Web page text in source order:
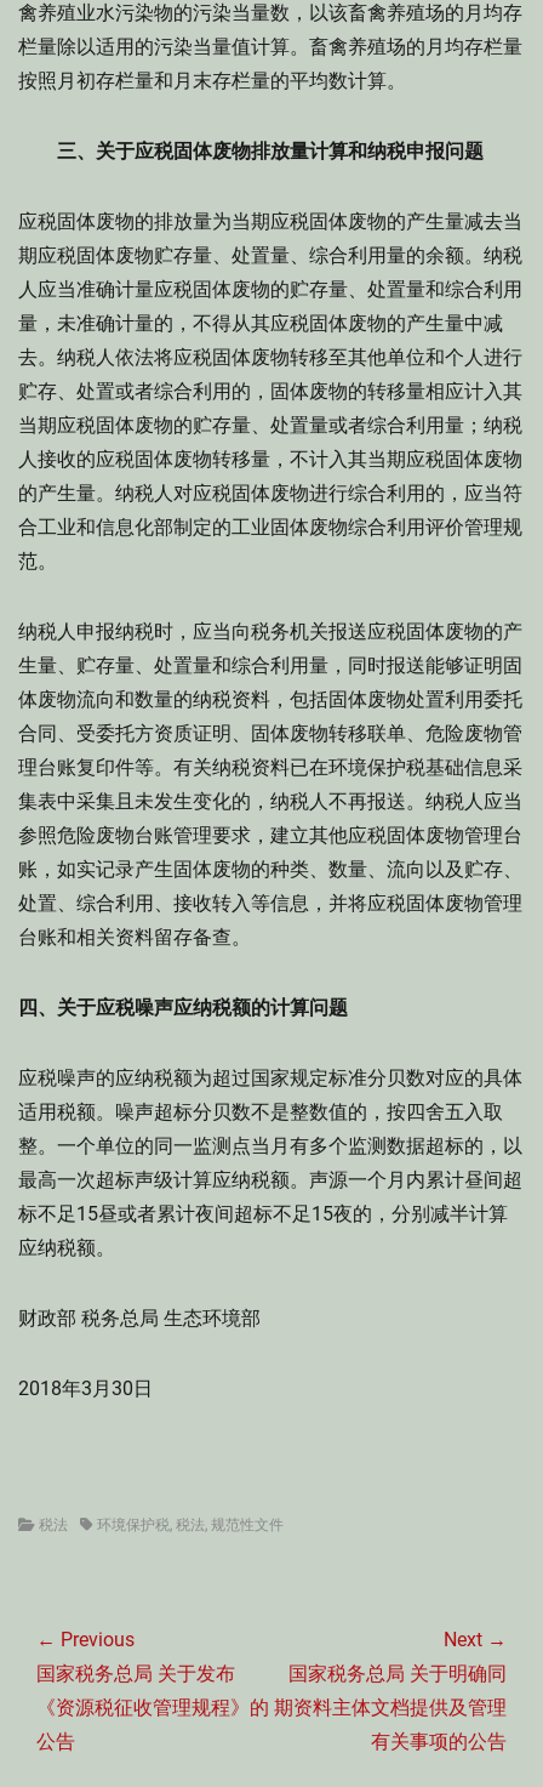
禽养殖业水污染物的污染当量数，以该畜禽养殖场的月均存
栏量除以适用的污染当量值计算。畜禽养殖场的月均存栏量
按照月初存栏量和月末存栏量的平均数计算。
三、关于应税固体废物排放量计算和纳税申报问题
应税固体废物的排放量为当期应税固体废物的产生量减去当
期应税固体废物贮存量、处置量、综合利用量的余额。纳税
人应当准确计量应税固体废物的贮存量、处置量和综合利用
量，未准确计量的，不得从其应税固体废物的产生量中减
去。纳税人依法将应税固体废物转移至其他单位和个人进行
贮存、处置或者综合利用的，固体废物的转移量相应计入其
当期应税固体废物的贮存量、处置量或者综合利用量；纳税
人接收的应税固体废物转移量，不计入其当期应税固体废物
的产生量。纳税人对应税固体废物进行综合利用的，应当符
合工业和信息化部制定的工业固体废物综合利用评价管理规
范。
纳税人申报纳税时，应当向税务机关报送应税固体废物的产
生量、贮存量、处置量和综合利用量，同时报送能够证明固
体废物流向和数量的纳税资料，包括固体废物处置利用委托
合同、受委托方资质证明、固体废物转移联单、危险废物管
理台账复印件等。有关纳税资料已在环境保护税基础信息采
集表中采集且未发生变化的，纳税人不再报送。纳税人应当
参照危险废物台账管理要求，建立其他应税固体废物管理台
账，如实记录产生固体废物的种类、数量、流向以及贮存、
处置、综合利用、接收转入等信息，并将应税固体废物管理
台账和相关资料留存备查。
四、关于应税噪声应纳税额的计算问题
应税噪声的应纳税额为超过国家规定标准分贝数对应的具体
适用税额。噪声超标分贝数不是整数值的，按四舍五入取
整。一个单位的同一监测点当月有多个监测数据超标的，以
最高一次超标声级计算应纳税额。声源一个月内累计昼间超
标不足15昼或者累计夜间超标不足15夜的，分别减半计算
应纳税额。
财政部 税务总局 生态环境部
2018年3月30日
Categories
税法 Tags环境保护税, 税法, 规范性文件
章
导
航
← Previous
Previous
post:
国家税务总局 关于发布
《资源税征收管理规程》的
公告
Next →
Next
post:
国家税务总局 关于明确同
期资料主体文档提供及管理
有关事项的公告